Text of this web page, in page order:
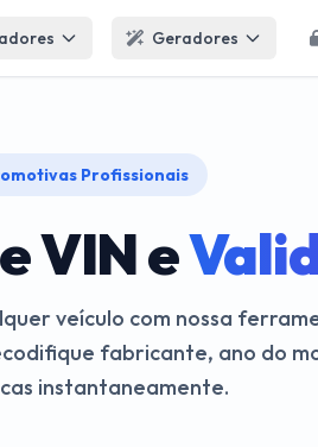
Geradores
Profissionais
VIN e
veículo com nossa
fabricante, ano do
instantaneamente.